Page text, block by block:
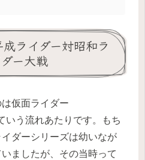
ライダー対昭和ラ
ー大戦
仮面ライダー
う流れあたりです。もち
ダーシリーズは幼いなが
ましたが、その当時って